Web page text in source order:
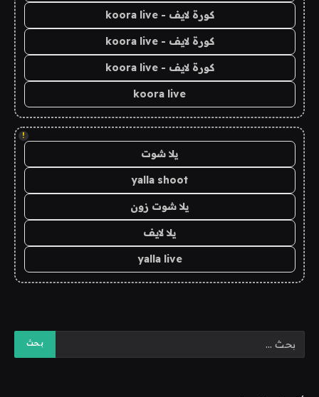
كورة لايف - koora live
كورة لايف - koora live
كورة لايف - koora live
koora live
!
يلا شوت
yalla shoot
يلا شوت زون
يلا لايف
yalla live